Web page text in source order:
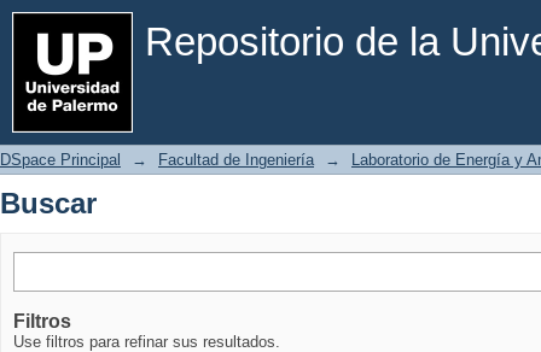
Repositorio de la
Buscar
DSpace Principal → Facultad de Ingeniería → Laboratorio de Energía y
Buscar
Filtros
Use filtros para refinar sus resultados.